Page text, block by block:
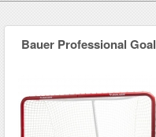
Bauer Professional Goal